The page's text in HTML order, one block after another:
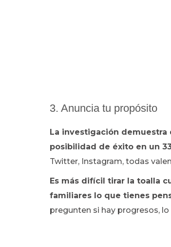
3. Anuncia tu propósito
La investigación
posibilidad de éxito en un
Twitter, Instagram, todas
Es más difícil tirar la toalla
familiares lo que tienes
pregunten si hay progresos,